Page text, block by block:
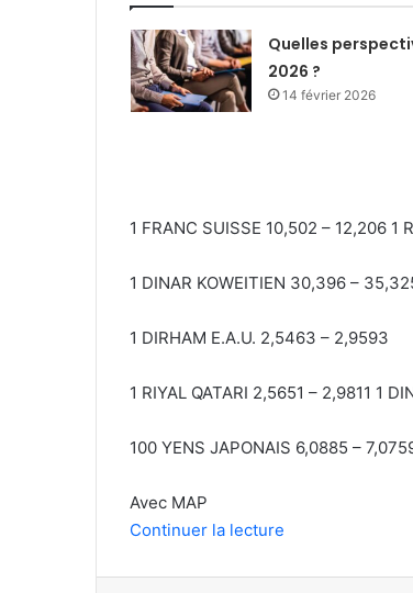
Quelles
2026 ?
14 février 2026
1 FRANC SUISSE 10,502 – 12,206 1
1 DINAR KOWEITIEN 30,396 –
1 DIRHAM E.A.U. 2,5463 – 2,9593
1 RIYAL QATARI 2,5651 – 2,9811 1
100 YENS JAPONAIS 6,0885 –
Avec MAP
Continuer la lecture